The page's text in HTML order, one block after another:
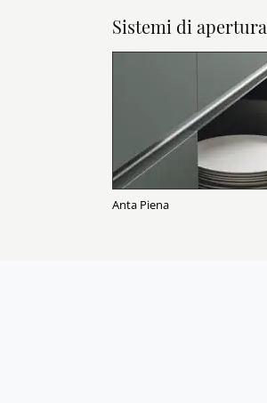
Sistemi di apertura
Anta Piena